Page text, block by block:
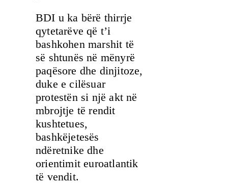
BDI u ka bërë thirrje
qytetarëve që t’i
bashkohen marshit të
së shtunës në mënyrë
paqësore dhe dinjitoze,
duke e cilësuar
protestën si një akt në
mbrojtje të rendit
kushtetues,
bashkëjetesës
ndëretnike dhe
orientimit euroatlantik
të vendit.